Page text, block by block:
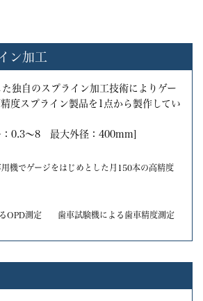
ン加工
独自のスプライン加工技術によりゲー
度スプライン製品を1点から製作してい
：0.3～8 最大外径：400mm]
機でゲージをはじめとした月150本の高精度
OPD測定 歯車試験機による歯車精度測定